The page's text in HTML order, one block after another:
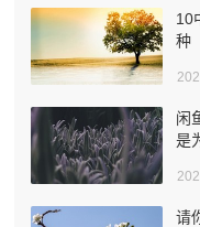
10
种
闲
是
请